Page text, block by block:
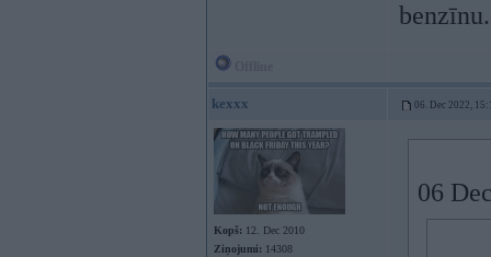
kexxx 06. Dec 2022,
Kopš: 12. Dec 2010
Ziņojumi: 14308
06